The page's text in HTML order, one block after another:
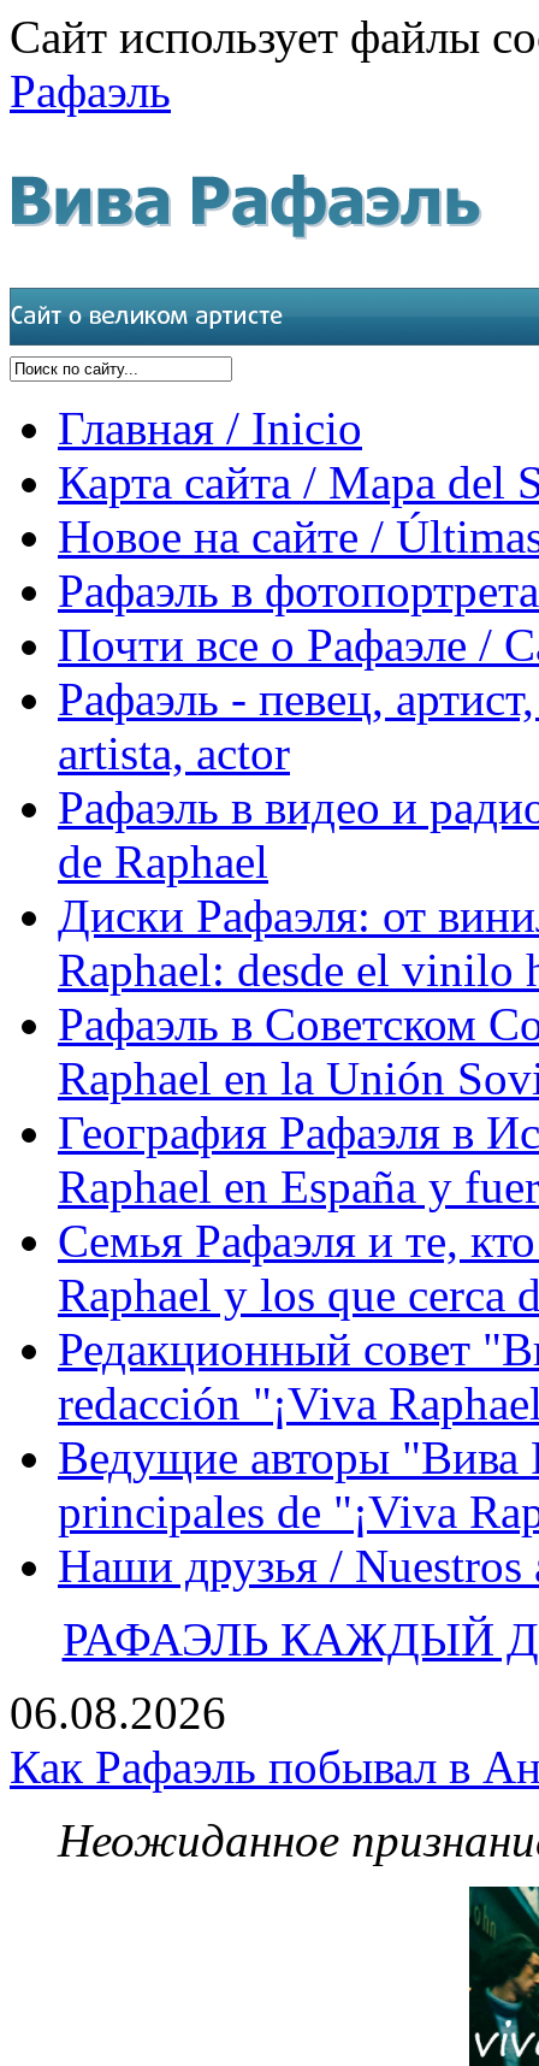
Сайт использует файлы
Рафаэль
Главная / Inicio
Карта сайта / Mapa del
Новое на сайте /
Рафаэль в
Почти все о Рафаэле /
Рафаэль - певец,
artista, actor
Рафаэль в видео и
de Raphael
Диски Рафаэля: от
Raphael: desde el vinilo
Рафаэль в Советском
Raphael en la Unión
География Рафаэля в
Raphael en España y
Семья Рафаэля и те,
Raphael y los que cerca
Редакционный совет
redacción "¡Viva
Ведущие авторы "Вива
principales de "¡Viva
Наши друзья / Nuestros
РАФАЭЛЬ КАЖДЫЙ
06.08.2026
Как Рафаэль побывал в
Неожиданное